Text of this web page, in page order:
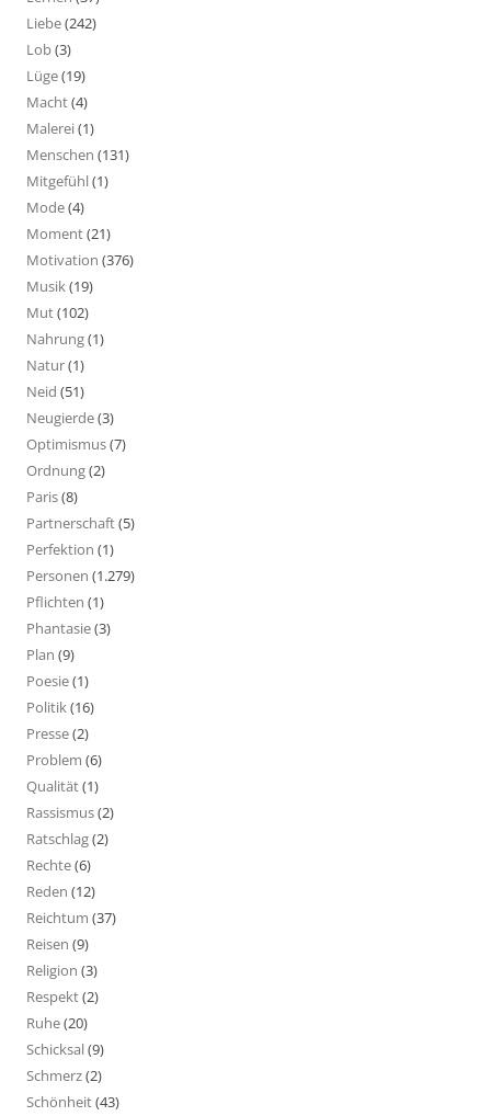
Liebe(242)
Lob(3)
Lüge(19)
Macht(4)
Malerei(1)
Menschen (131)
Mitgefühl(1)
Mode(4)
Moment(21)
Motivation (376)
Musik(19)
Mut(102)
Nahrung(1)
Natur(1)
Neid (51)
Neugierde(3)
Optimismus(7)
Ordnung(2)
Paris(8)
Partnerschaft(5)
Perfektion (1)
Personen (1.279)
Pflichten (1)
Phantasie(3)
Plan (9)
Poesie(1)
Politik(16)
Presse(2)
Problem (6)
Qualität(1)
Rassismus(2)
Ratschlag(2)
Rechte(6)
Reden (12)
Reichtum (37)
Reisen (9)
Religion (3)
Respekt(2)
Ruhe(20)
Schicksal(9)
Schmerz(2)
Schönheit(43)